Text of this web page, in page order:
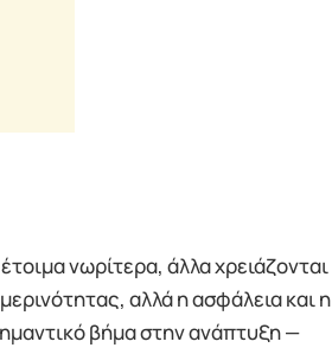
νωρίτερα, άλλα χρειάζονται
αλλά η ασφάλεια και η
βήμα στην ανάπτυξη —